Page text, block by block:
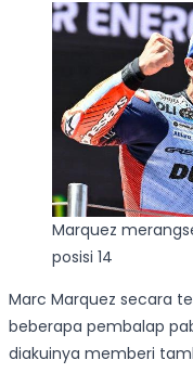
Marquez
posisi 14
Marc Marquez secara
beberapa pembalap
diakuinya memberi